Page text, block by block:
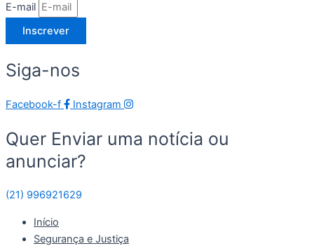
E-mail
Inscrever
Siga-nos
Facebook-f Instagram
Quer Enviar uma notícia ou
anunciar?
(21) 996921629
Início
Segurança e Justiça